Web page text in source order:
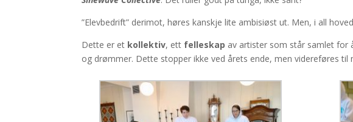
”Elevbedrift” derimot, høres kanskje lite ambisiøst ut. Men, i all
Dette er et kollektiv, ett felleskap av artister som står samlet for
og drømmer. Dette stopper ikke ved årets ende, men videreføres til